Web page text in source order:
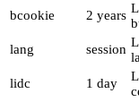
bcookie 2 years
lang
session
lidc
1 day